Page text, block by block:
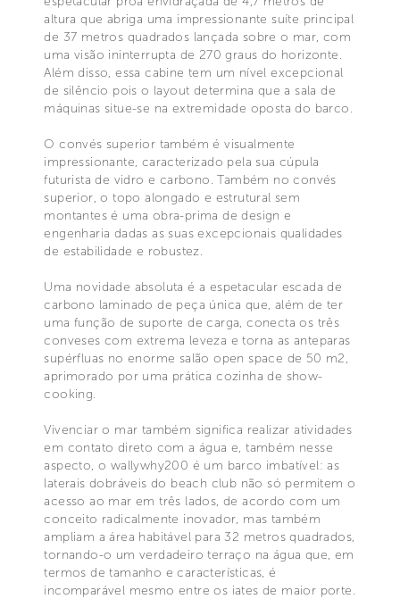
altura que abriga uma impressionante suíte principal
de 37 metros quadrados lançada sobre o mar, com
uma visão ininterrupta de 270 graus do horizonte.
Além disso, essa cabine tem um nível excepcional
de silêncio pois o layout determina que a sala de
máquinas situe-se na extremidade oposta do barco.
O convés superior também é visualmente
impressionante, caracterizado pela sua cúpula
futurista de vidro e carbono. Também no convés
superior, o topo alongado e estrutural sem
montantes é uma obra-prima de design e
engenharia dadas as suas excepcionais qualidades
de estabilidade e robustez.
Uma novidade absoluta é a espetacular escada de
carbono laminado de peça única que, além de ter
uma função de suporte de carga, conecta os três
conveses com extrema leveza e torna as anteparas
supérfluas no enorme salão open space de 50 m2,
aprimorado por uma prática cozinha de show-
cooking.
Vivenciar o mar também significa realizar atividades
em contato direto com a água e, também nesse
aspecto, o wallywhy200 é um barco imbatível: as
laterais dobráveis do beach club não só permitem o
acesso ao mar em três lados, de acordo com um
conceito radicalmente inovador, mas também
ampliam a área habitável para 32 metros quadrados,
tornando-o um verdadeiro terraço na água que, em
termos de tamanho e características, é
incomparável mesmo entre os iates de maior porte.